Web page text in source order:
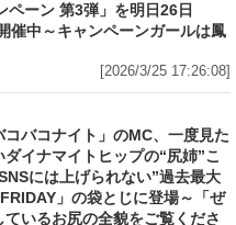
ペーン 第3弾」を明日26日
催中～キャンペーンガールは鳳
[2026/3/25 17:26:08]
コバコナイト」のMC、一度見た
ダイナマイトヒップの“尻姉”こ
には上げられない”過去最大
」の袋とじに登場～「ぜ
いるお尻の全貌をご覧くださ